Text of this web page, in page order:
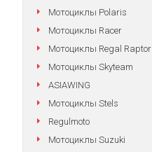
Мотоциклы Polaris
Мотоциклы Racer
Мотоциклы Regal Raptor
Мотоциклы Skyteam
ASIAWING
Мотоциклы Stels
Regulmoto
Мотоциклы Suzuki